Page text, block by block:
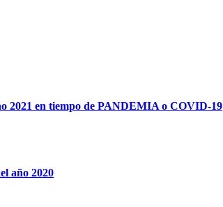
2021 en tiempo de PANDEMIA o COVID-19
año 2020